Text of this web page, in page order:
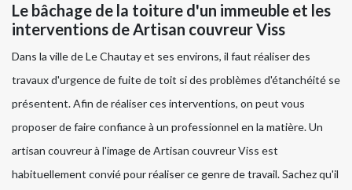
Le bâchage de la toiture d'un immeuble et les
interventions de Artisan couvreur Viss
Dans la ville de Le Chautay et ses environs, il faut réaliser des
travaux d'urgence de fuite de toit si des problèmes d'étanchéité se
présentent. Afin de réaliser ces interventions, on peut vous
proposer de faire confiance à un professionnel en la matière. Un
artisan couvreur à l'image de Artisan couvreur Viss est
habituellement convié pour réaliser ce genre de travail. Sachez qu'il